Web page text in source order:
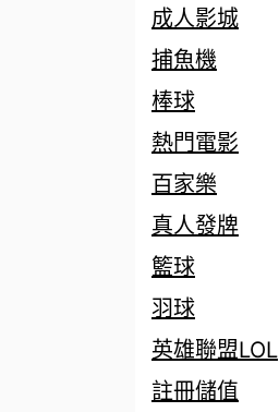
成人影城
捕魚機
棒球
熱門電影
百家樂
真人發牌
籃球
羽球
英雄聯盟LOL
註冊儲值